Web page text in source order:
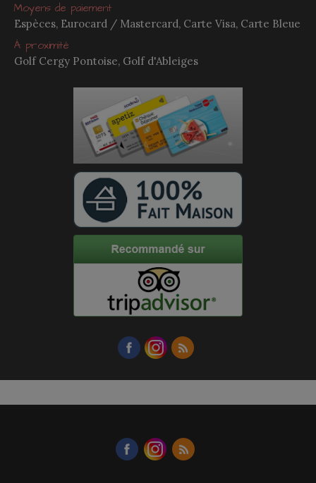
Moyens de paiement
Espèces, Eurocard / Mastercard, Carte Visa, Carte Bleue
À proximité
Golf Cergy Pontoise, Golf d'Ableiges